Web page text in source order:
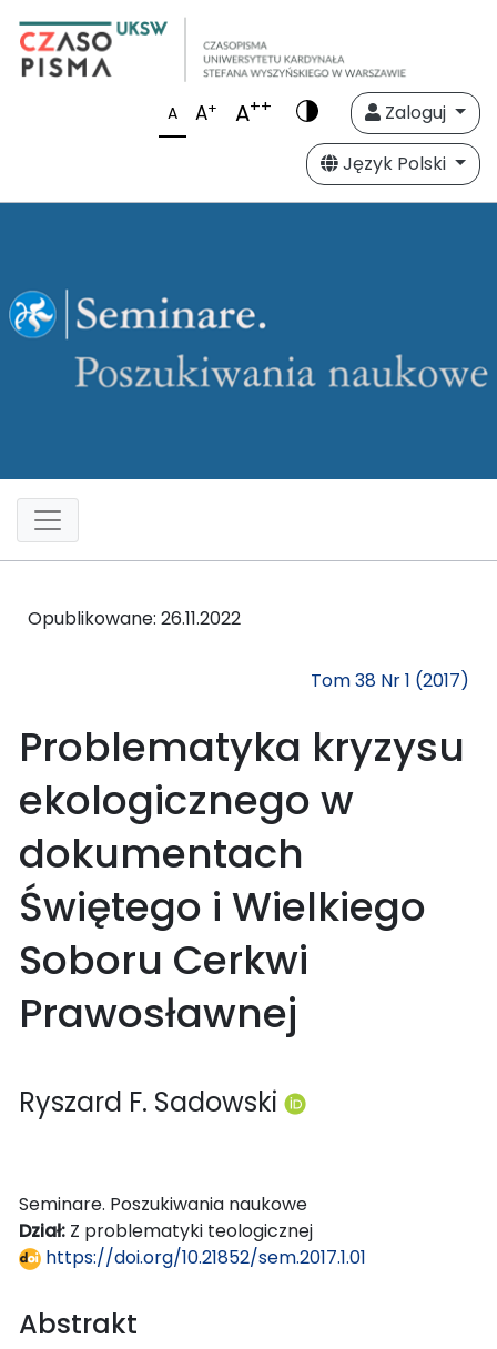
A A+ A++
Zaloguj
Język Polski
Opublikowane: 26.11.2022
Tom 38 Nr 1 (2017)
Problematyka kryzysu
ekologicznego w
dokumentach
Świętego i Wielkiego
Soboru Cerkwi
Prawosławnej
Ryszard F. Sadowski
Seminare. Poszukiwania naukowe
Dział: Z problematyki teologicznej
https://doi.org/10.21852/sem.2017.1.01
Abstrakt